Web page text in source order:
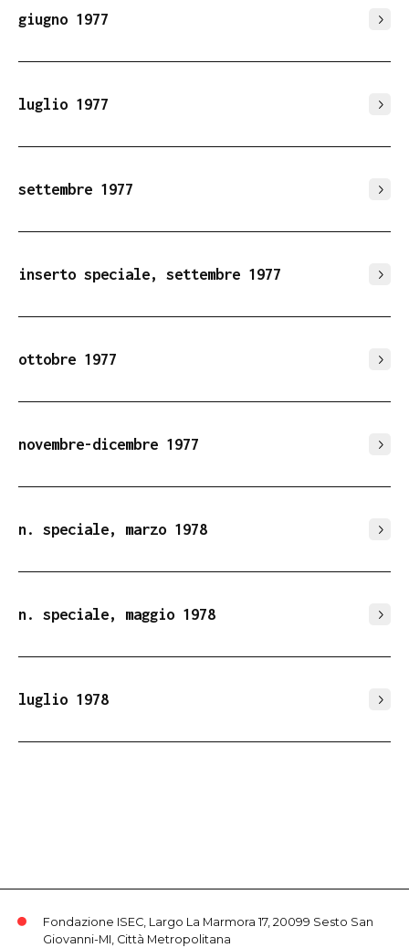
giugno 1977
luglio 1977
settembre 1977
inserto speciale, settembre 1977
ottobre 1977
novembre-dicembre 1977
n. speciale, marzo 1978
n. speciale, maggio 1978
luglio 1978
Fondazione ISEC, Largo La Marmora 17, 20099 Sesto San
Giovanni-MI, Città Metropolitana